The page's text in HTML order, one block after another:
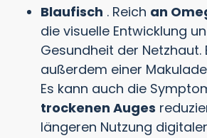
Blaufisch . Reich an
die visuelle Entwicklung
Gesundheit der Netzhaut.
außerdem einer
Es kann auch die
trockenen Auges
längeren Nutzung